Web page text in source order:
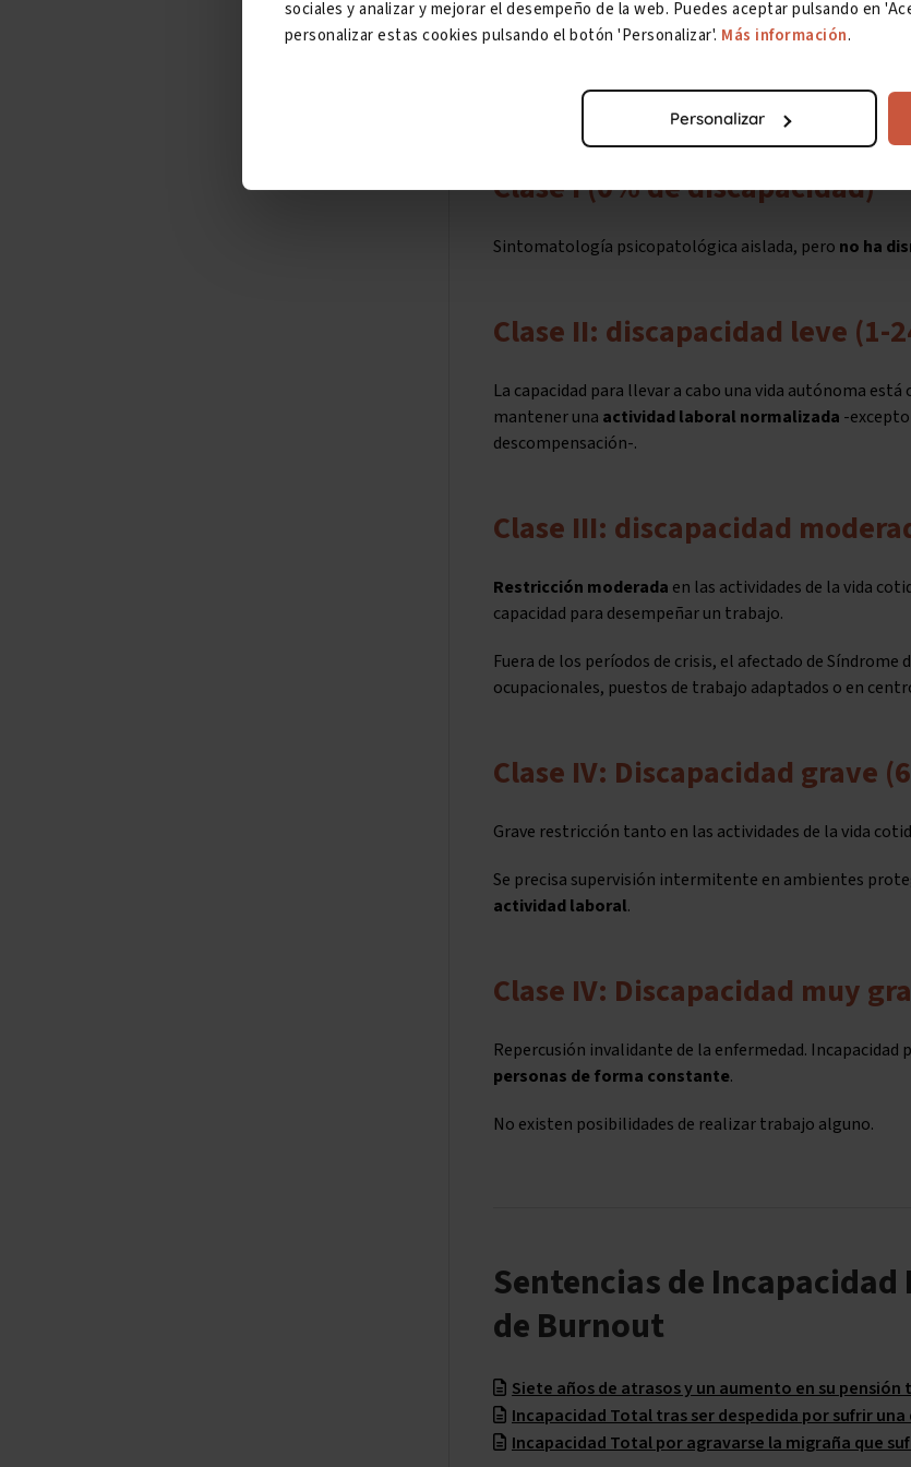
sociales y analizar y mejorar el desempeño de la web. Puedes aceptar pulsando en
personalizar estas cookies pulsando el botón 'Personalizar'. Más información.
Personalizar
Burnout
dependería de los siguientes criterios
Clase I (0% de discapacidad)
Sintomatología psicopatológica aislada, pero no ha
Clase II: discapacidad leve (1-
La capacidad para llevar a cabo una vida autónoma
mantener una actividad laboral normalizada -
descompensación-.
Clase III: discapacidad
Restricción moderada en las actividades de la vida
capacidad para desempeñar un trabajo.
Fuera de los períodos de crisis, el afectado de
ocupacionales, puestos de trabajo adaptados o en
Clase IV: Discapacidad grave
Grave restricción tanto en las actividades de la vida
Se precisa supervisión intermitente en ambientes
actividad laboral.
Clase IV: Discapacidad muy
Repercusión invalidante de la enfermedad. Incapacidad
personas de forma constante.
No existen posibilidades de realizar trabajo alguno.
Sentencias de
de Burnout
Siete años de atrasos y un aumento en su
Incapacidad Total tras ser despedida por sufrir
Incapacidad Total por agravarse la migraña que